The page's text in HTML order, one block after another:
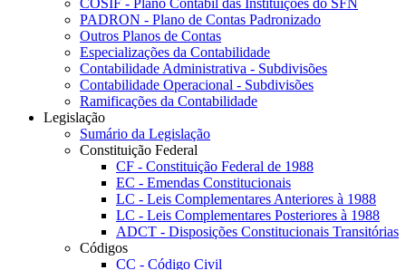
PADRON - Plano de Contas Padronizado
Outros Planos de Contas
Especializações da Contabilidade
Contabilidade Administrativa - Subdivisões
Contabilidade Operacional - Subdivisões
Ramificações da Contabilidade
Legislação
Sumário da Legislação
Constituição Federal
CF - Constituição Federal de 1988
EC - Emendas Constitucionais
LC - Leis Complementares Anteriores à 1988
LC - Leis Complementares Posteriores à 1988
ADCT - Disposições Constitucionais Transitórias
Códigos
CC - Código Civil